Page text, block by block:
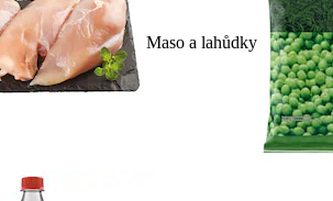
Maso a lahůdky